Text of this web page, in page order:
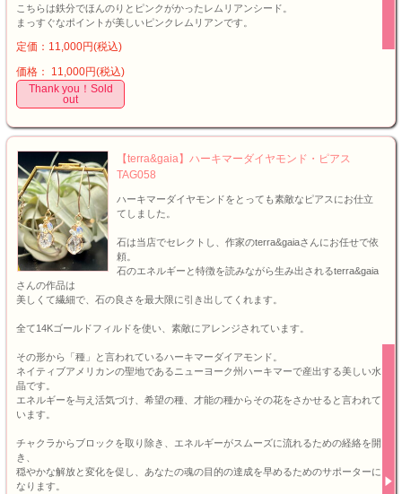
こちらは鉄分でほんのりとピンクがかったレムリアンシード。
まっすぐなポイントが美しいピンクレムリアンです。
定価：11,000円(税込)
価格： 11,000円(税込)
Thank you！Sold
out
【terra&gaia】ハーキマーダイヤモンド・ピアス
TAG058
ハーキマーダイヤモンドをとっても素敵なピアスにお仕立
てしました。
石は当店でセレクトし、作家のterra&gaiaさんにお任せで依
頼。
石のエネルギーと特徴を読みながら生み出されるterra&gaia
さんの作品は
美しくて繊細で、石の良さを最大限に引き出してくれます。
全て14Kゴールドフィルドを使い、素敵にアレンジされています。
その形から「種」と言われているハーキマーダイアモンド。
ネイティブアメリカンの聖地であるニューヨーク州ハーキマーで産出する美しい水
晶です。
エネルギーを与え活気づけ、希望の種、才能の種からその花をさかせると言われて
います。
チャクラからブロックを取り除き、エネルギーがスムーズに流れるための経絡を開
き、
穏やかな解放と変化を促し、あなたの魂の目的の達成を早めるためのサポーターに
なります。